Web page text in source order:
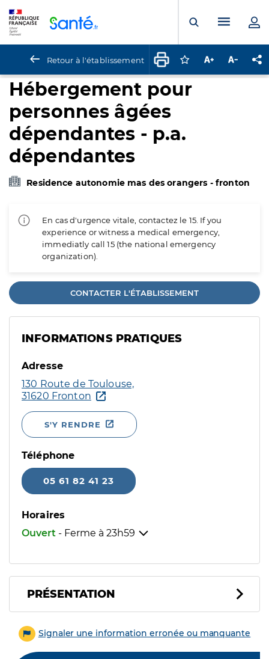
Ouvrir laMenu
Retour à l'établissement Connectez-vous
Augmenter la
Hébergement pour
personnes âgées
dépendantes - p.a.
dépendantes
Residence autonomie mas des orangers - fronton
En cas d'urgence vitale, contactez le 15. If you
experience or witness a medical emergency,
immediatly call 15 (the national emergency
organization).
CONTACTER L'ÉTABLISSEMENT
INFORMATIONS PRATIQUES
Adresse
130 Route de Toulouse,
31620 Fronton
S'Y RENDRE
Téléphone
05 61 82 41 23
Horaires
Ouvert - Ferme à 23h59
PRÉSENTATION
Signaler une information erronée ou manquante